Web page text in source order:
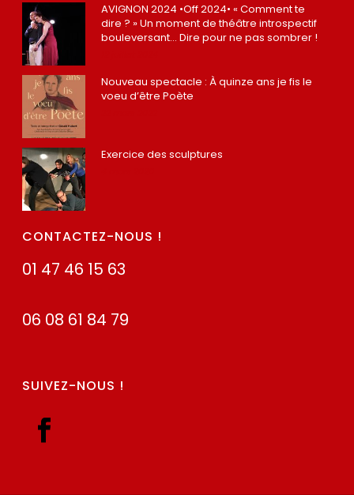
AVIGNON 2024 •Off 2024• « Comment te
dire ? » Un moment de théâtre introspectif
bouleversant… Dire pour ne pas sombrer !
Nouveau spectacle : À quinze ans je fis le
voeu d’être Poète
Exercice des sculptures
CONTACTEZ-NOUS !
01 47 46 15 63
06 08 61 84 79
SUIVEZ-NOUS !